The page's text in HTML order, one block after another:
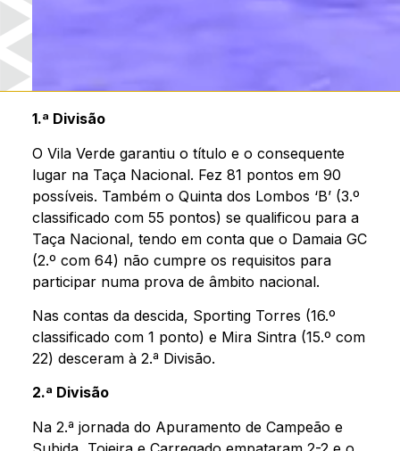
1.ª Divisão
O Vila Verde garantiu o título e o consequente
lugar na Taça Nacional. Fez 81 pontos em 90
possíveis. Também o Quinta dos Lombos ‘B’ (3.º
classificado com 55 pontos) se qualificou para a
Taça Nacional, tendo em conta que o Damaia GC
(2.º com 64) não cumpre os requisitos para
participar numa prova de âmbito nacional.
Nas contas da descida, Sporting Torres (16.º
classificado com 1 ponto) e Mira Sintra (15.º com
22) desceram à 2.ª Divisão.
2.ª Divisão
Na 2.ª jornada do Apuramento de Campeão e